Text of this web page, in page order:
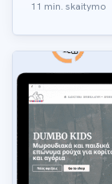
11 min. skaitymo